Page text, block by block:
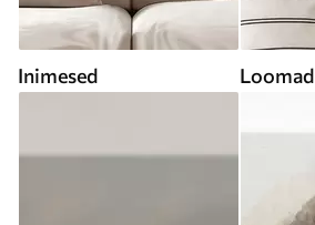
Inimesed Loomad